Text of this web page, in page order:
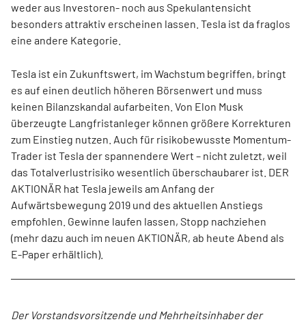
weder aus Investoren- noch aus Spekulantensicht
besonders attraktiv erscheinen lassen. Tesla ist da fraglos
eine andere Kategorie.
Tesla ist ein Zukunftswert, im Wachstum begriffen, bringt
es auf einen deutlich höheren Börsenwert und muss
keinen Bilanzskandal aufarbeiten. Von Elon Musk
überzeugte Langfristanleger können größere Korrekturen
zum Einstieg nutzen. Auch für risikobewusste Momentum-
Trader ist Tesla der spannendere Wert – nicht zuletzt, weil
das Totalverlustrisiko wesentlich überschaubarer ist. DER
AKTIONÄR hat Tesla jeweils am Anfang der
Aufwärtsbewegung 2019 und des aktuellen Anstiegs
empfohlen. Gewinne laufen lassen, Stopp nachziehen
(mehr dazu auch im neuen AKTIONÄR, ab heute Abend als
E-Paper erhältlich).
Der Vorstandsvorsitzende und Mehrheitsinhaber der